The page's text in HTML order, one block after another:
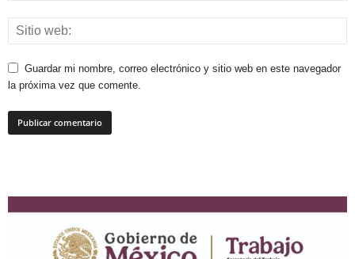
Guardar mi nombre, correo electrónico y sitio web en este navegador
la próxima vez que comente.